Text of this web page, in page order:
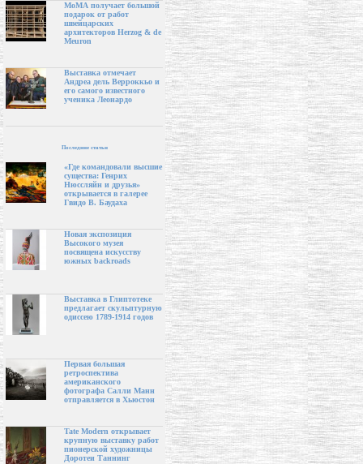
МоМА получает большой
подарок от работ
швейцарских
архитекторов Herzog & de
Meuron
Выставка отмечает
Андреа дель Верроккьо и
его самого известного
ученика Леонардо
Последние статьи
«Где командовали высшие
существа: Генрих
Нюссляйн и друзья»
открывается в галерее
Гвидо В. Баудаха
Новая экспозиция
Высокого музея
посвящена искусству
южных backroads
Выставка в Глиптотеке
предлагает скульптурную
одиссею 1789-1914 годов
Первая большая
ретроспектива
американского
фотографа Салли Манн
отправляется в Хьюстон
Tate Modern открывает
крупную выставку работ
пионерской художницы
Доротеи Таннинг